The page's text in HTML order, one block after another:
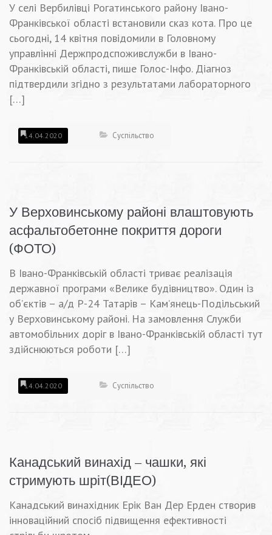
У селі Вербилівці Рогатинського району Івано-
Франківської області встановили сказ кота. Про це
сьогодні, 14 квітня повідомили в Головному
управлінні Держпродспоживслужби в Івано-
Франківській області, пише Голос-Інфо. Діагноз
підтвердили згідно з результатами лабораторного
[…]
14.04.2020 Суспільство
У Верховинському районі влаштовують
асфальтобетонне покриття дороги
(ФОТО)
В Івано-Франківській області триває реалізація
державної програми «Велике будівництво». Один із
об’єктів – а/д Р-24 Татарів – Кам’янець-Подільський
у Верховинському районі. На замовлення Служби
автомобільних доріг в Івано-Франківській області тут
здійснюються роботи […]
14.04.2020 Суспільство
Канадський винахід – чашки, які
стримують шріт(ВІДЕО)
Канадський винахідник Ерік Ван Дер Ерден створив
інноваційний спосіб підвищення ефективності